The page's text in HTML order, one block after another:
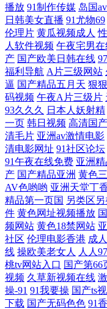
久国产精品 亚洲日本欧美
类五月激情 日韩AV电影
美韩亚mmm 飘雪花电影
在线 成全在线观看免费完
愛淫网 日本成年奭片免费
岛国般运工 日韩精品
wwwsss欧美在线视频 日
自拍 成人亚洲欧美日韩在
区二区最新 福利精品二区
码 国产日本欧美视频 午
播放 91制作传媒 岛国
日韩美女直播 91尤物69
伦理片 黄瓜视频成人
人软件视频 午夜宅男在
产 国产欧美日韩在线
福利导航 A片三级网站
逼 国产精品五月天 狠
码视频 午夜A片三级片
93久久久
日本人妖射精
一页 韩日视频 高清国
清毛片 亚洲av激情电影
清电影网址 91社区论坛
91午夜在线免费 亚洲
产 国产精品亚洲 黄色
AV色哟哟 亚洲天堂丁
精品第一页国 另类区
件 黄色网址视频播放
频网站 黄色18禁网站
社区 伦理电影香港 成
线 操欧美老女人 人人
桃tv网站入口 国产第66
视频 久草新视频在线
操-91 91我要操 国产ts
下载 国产无码色色 91